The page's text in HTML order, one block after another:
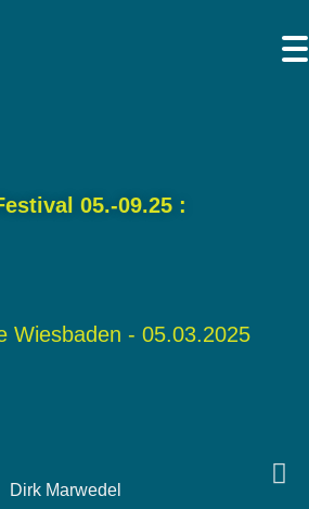
05.-09.25 :
Wiesbaden - 05.03.2025
Dirk Marwedel